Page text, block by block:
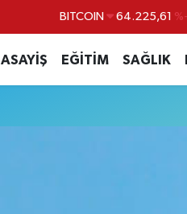
BITCOIN 64.225,61
ASAYİŞ EĞİTİM SAĞLIK